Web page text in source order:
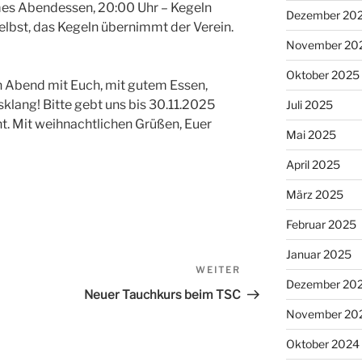
Abendessen, 20:00 Uhr – Kegeln
das Kegeln übernimmt der Verein.
mit Euch, mit gutem Essen,
Bitte gebt uns bis 30.11.2025
Mit weihnachtlichen Grüßen, Euer
Nächster
Beitrag
WEITER
Neuer Tauchkurs beim TSC
Dezember
November
Oktober 2025
Juli 2025
Mai 2025
April 2025
März 2025
Februar 2025
Januar 2025
Dezember
November
Oktober 2024